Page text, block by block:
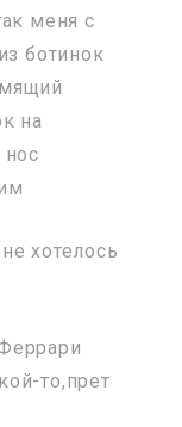
меня с
ботинок
на
хотелось
то,прет